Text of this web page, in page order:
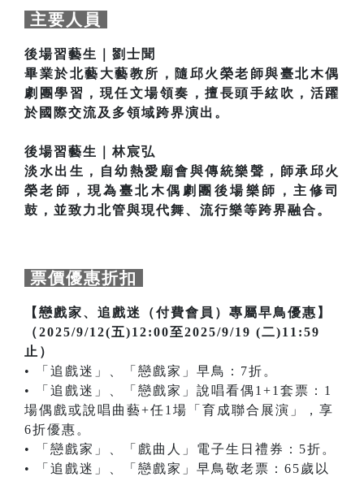
主要人員
後場習藝生｜劉士聞
畢業於北藝大藝教所，隨邱火榮老師與臺北木偶
劇團學習，現任文場領奏，擅長頭手絃吹，活躍
於國際交流及多領域跨界演出。
後場習藝生｜林宸弘
淡水出生，自幼熱愛廟會與傳統樂聲，師承邱火
榮老師，現為臺北木偶劇團後場樂師，主修司
鼓，並致力北管與現代舞、流行樂等跨界融合。
票價優惠折扣
【戀戲家、追戲迷（付費會員）專屬早鳥優惠】
（2025/9/12(五)12:00至2025/9/19 (二)11:59
止）
• 「追戲迷」、「戀戲家」早鳥：7折。
• 「追戲迷」、「戀戲家」說唱看偶1+1套票：1
場偶戲或說唱曲藝+任1場「育成聯合展演」，享
6折優惠。
• 「戀戲家」、「戲曲人」電子生日禮券：5折。
• 「追戲迷」、「戀戲家」早鳥敬老票：65歲以